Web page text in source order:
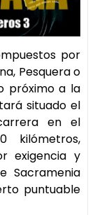
por
Pesquera o
próximo a la
situado el
en el
kilómetros,
exigencia y
Sacramenia
puntuable